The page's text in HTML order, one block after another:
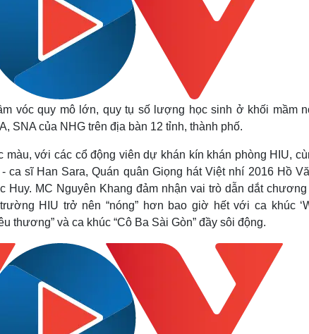
vóc quy mô lớn, quy tụ số lượng học sinh ở khối mầm
SNA của NHG trên địa bàn 12 tỉnh, thành phố.
màu, với các cổ động viên dự khán kín khán phòng HIU,
ca sĩ Han Sara, Quán quân Giọng hát Việt nhí 2016 Hồ
Huy. MC Nguyên Khang đảm nhận vai trò dẫn dắt
HIU trở nên “nóng” hơn bao giờ hết với ca khúc
thương” và ca khúc “Cô Ba Sài Gòn” đầy sôi động.